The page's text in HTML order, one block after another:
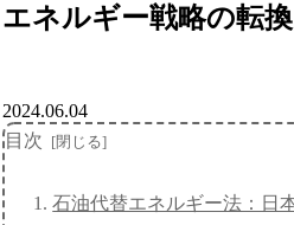
エネルギー戦略の転
2024.06.04
目次
石油代替エネルギー法：日